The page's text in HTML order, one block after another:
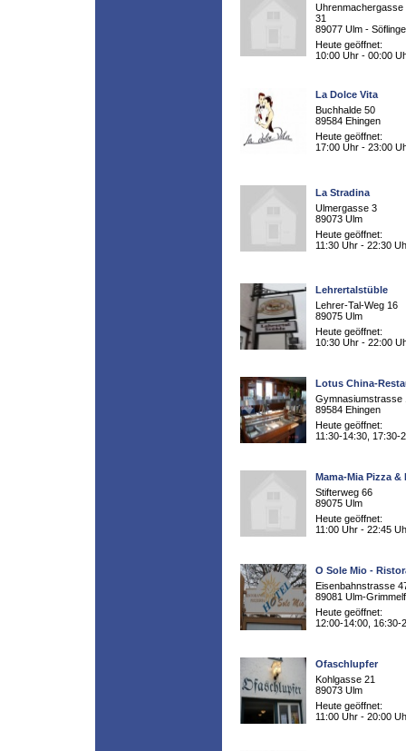
31
89077 Ulm -
Heute geöffnet:
10:00 Uhr - 00:00
La Dolce Vita
Buchhalde 50
89584 Ehingen
Heute geöffnet:
17:00 Uhr - 23:00
La Stradina
Ulmergasse 3
89073 Ulm
Heute geöffnet:
11:30 Uhr - 22:30
Lehrertalstüble
Lehrer-Tal-Weg 16
89075 Ulm
Heute geöffnet:
10:30 Uhr - 22:00
Lotus China-
Gymnasiumstrasse
89584 Ehingen
Heute geöffnet:
11:30-14:30, 17:30-
Mama-Mia Pizza &
Stifterweg 66
89075 Ulm
Heute geöffnet:
11:00 Uhr - 22:45
O Sole Mio -
Eisenbahnstrasse
89081 Ulm-
Heute geöffnet:
12:00-14:00, 16:30-
Ofaschlupfer
Kohlgasse 21
89073 Ulm
Heute geöffnet:
11:00 Uhr - 20:00